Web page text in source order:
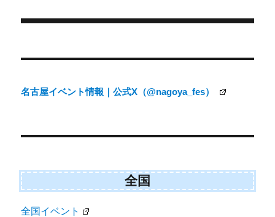
r
稿
ビ
ー
ョ
ン
名古屋イベント情報｜公式X（@nagoya_fes）
全国
全国イベント